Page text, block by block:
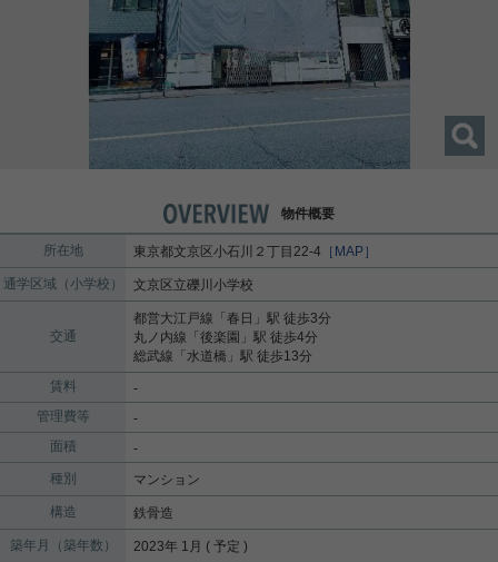
物件概要
所在地 東京都文京区小石川 ２丁目22-4 ［MAP］
通学区域（小学校） 文京区立礫川小学校
交通
都営大江戸線 「春日 」駅 徒歩3分
丸ノ内線 「後楽園 」駅 徒歩4分
総武線 「水道橋 」駅 徒歩13分
賃料
-
管理費等
-
面積
-
種別
マンション
構造 鉄骨造
築年月（築年数） 2023年 1月 ( 予定 )